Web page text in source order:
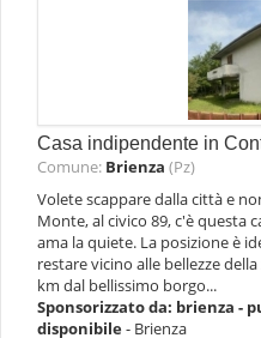
Casa indipendente in
Comune: Brienza (Pz)
Volete scappare dalla città e
Monte, al civico 89, c'è questa
ama la quiete. La posizione è
restare vicino alle bellezze
km dal bellissimo borgo...
Sponsorizzato da: brienza -
disponibile- Brienza